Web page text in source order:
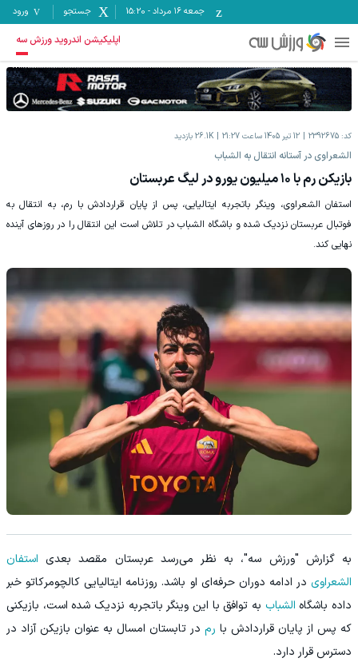
جمعه ۱۶ مرداد -
15:20 جستجو ورود
اپلیکیشن اندروید ورزش سه
کد: 2392675 12 تیر 1405 ساعت 21:27 26.1K بازدید
الشعراوی در آستانه انتقال به الشباب
بازیکن رم با ۱۰ میلیون یورو در لیگ عربستان
استفان الشعراوی، وینگر باتجربه ایتالیایی، پس از پایان قراردادش با رم، به انتقال به
فوتبال عربستان نزدیک شده و باشگاه الشباب در تلاش است این انتقال را در روزهای آینده
نهایی کند.
به گزارش "ورزش سه"، به نظر می‌رسد عربستان مقصد بعدی استفان
الشعراوی در ادامه دوران حرفه‌ای او باشد. روزنامه ایتالیایی کالچومرکاتو خبر
داده باشگاه الشباب به توافق با این وینگر باتجربه نزدیک شده است، بازیکنی
که پس از پایان قراردادش با رم در تابستان امسال به عنوان بازیکن آزاد در
دسترس قرار دارد.